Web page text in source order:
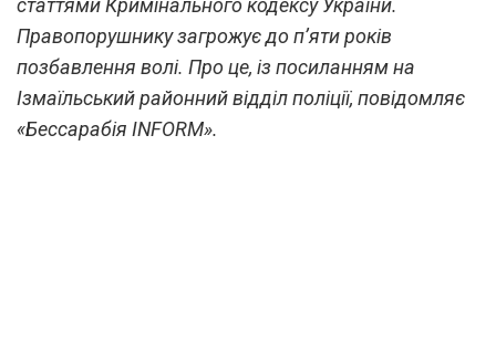
статтями Кримінального кодексу України.
Правопорушнику загрожує до п’яти років
позбавлення волі. Про це, із посиланням на
Ізмаїльський районний відділ поліції, повідомляє
«Бессарабія INFORM».